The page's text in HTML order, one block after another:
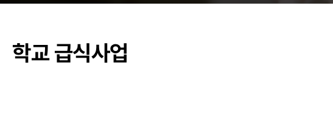
춘천관내 학교현황
학교 급식사업